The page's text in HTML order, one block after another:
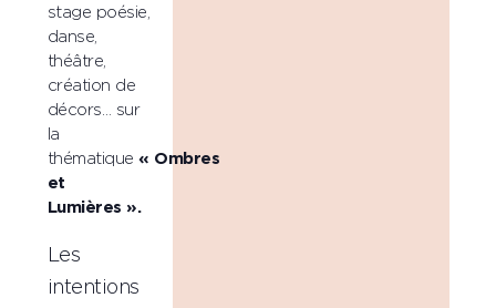
stage poésie,
danse,
théâtre,
création de
décors… sur
la
thématique « Ombres
et
Lumières ».
Les
intentions